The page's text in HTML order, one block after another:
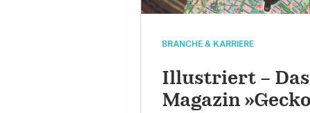
BRANCHE & KARRIERE
Illustriert – Das
Magazin